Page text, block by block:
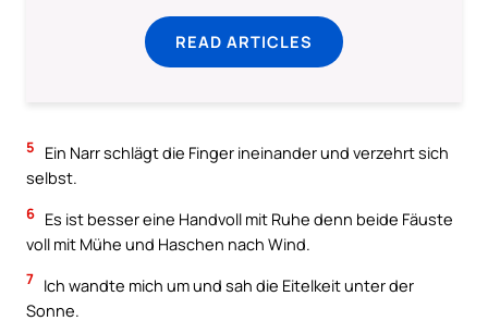
READ ARTICLES
5
Ein Narr schlägt die Finger ineinander und verzehrt sich
selbst.
6 Es ist besser eine Handvoll mit Ruhe denn beide Fäuste
voll mit Mühe und Haschen nach Wind.
7 Ich wandte mich um und sah die Eitelkeit unter der
Sonne.